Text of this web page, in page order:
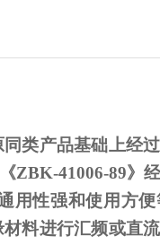
类产品基础上经
ZBK-41006-89》
用性强和使用方
料进行汇频或直